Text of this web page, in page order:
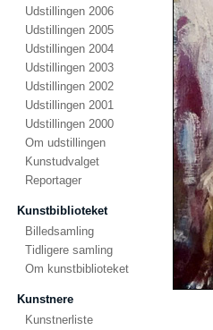
Udstillingen 2006
Udstillingen 2005
Udstillingen 2004
Udstillingen 2003
Udstillingen 2002
Udstillingen 2001
Udstillingen 2000
Om udstillingen
Kunstudvalget
Reportager
Kunstbiblioteket
Billedsamling
Tidligere samling
Om kunstbiblioteket
Kunstnere
Kunstnerliste